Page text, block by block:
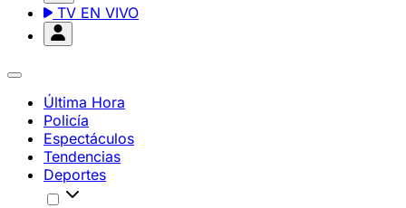
TV EN VIVO
Última Hora
Policía
Espectáculos
Tendencias
Deportes